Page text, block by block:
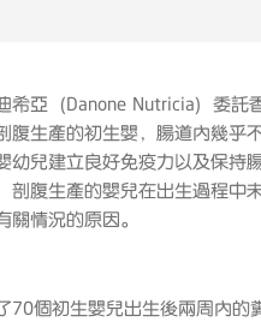
希亞 (Danone Nutricia) 委託
腹生產的初生嬰，腸道內幾乎
幼兒建立良好免疫力以及保持
剖腹生產的嬰兒在出生過程中
關情況的原因。
70個初生嬰兒出生後兩周內的